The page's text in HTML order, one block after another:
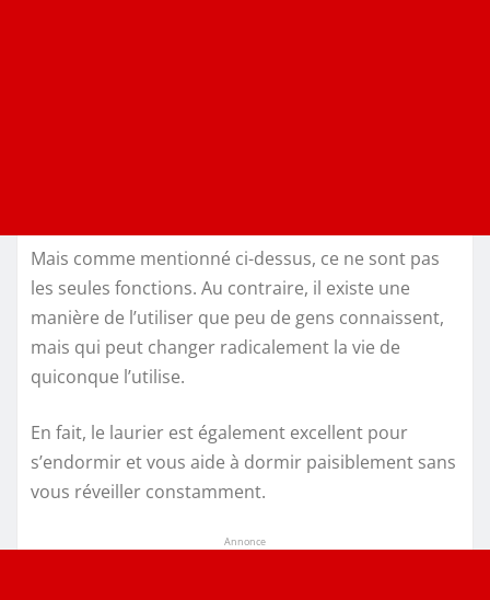
Mais comme mentionné ci-dessus, ce ne sont pas
les seules fonctions. Au contraire, il existe une
manière de l’utiliser que peu de gens connaissent,
mais qui peut changer radicalement la vie de
quiconque l’utilise.
En fait, le laurier est également excellent pour
s’endormir et vous aide à dormir paisiblement sans
vous réveiller constamment.
Annonce